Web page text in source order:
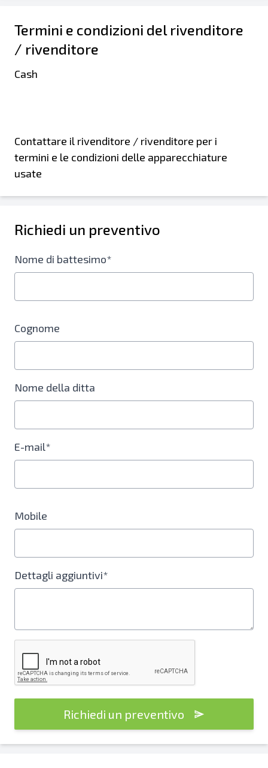
Termini e condizioni del rivenditore
/ rivenditore
Cash
Contattare il rivenditore / rivenditore per i
termini e le condizioni delle apparecchiature
usate
Richiedi un preventivo
Nome di battesimo*
Cognome
Nome della ditta
E-mail*
Mobile
Dettagli aggiuntivi*
Richiedi un preventivo